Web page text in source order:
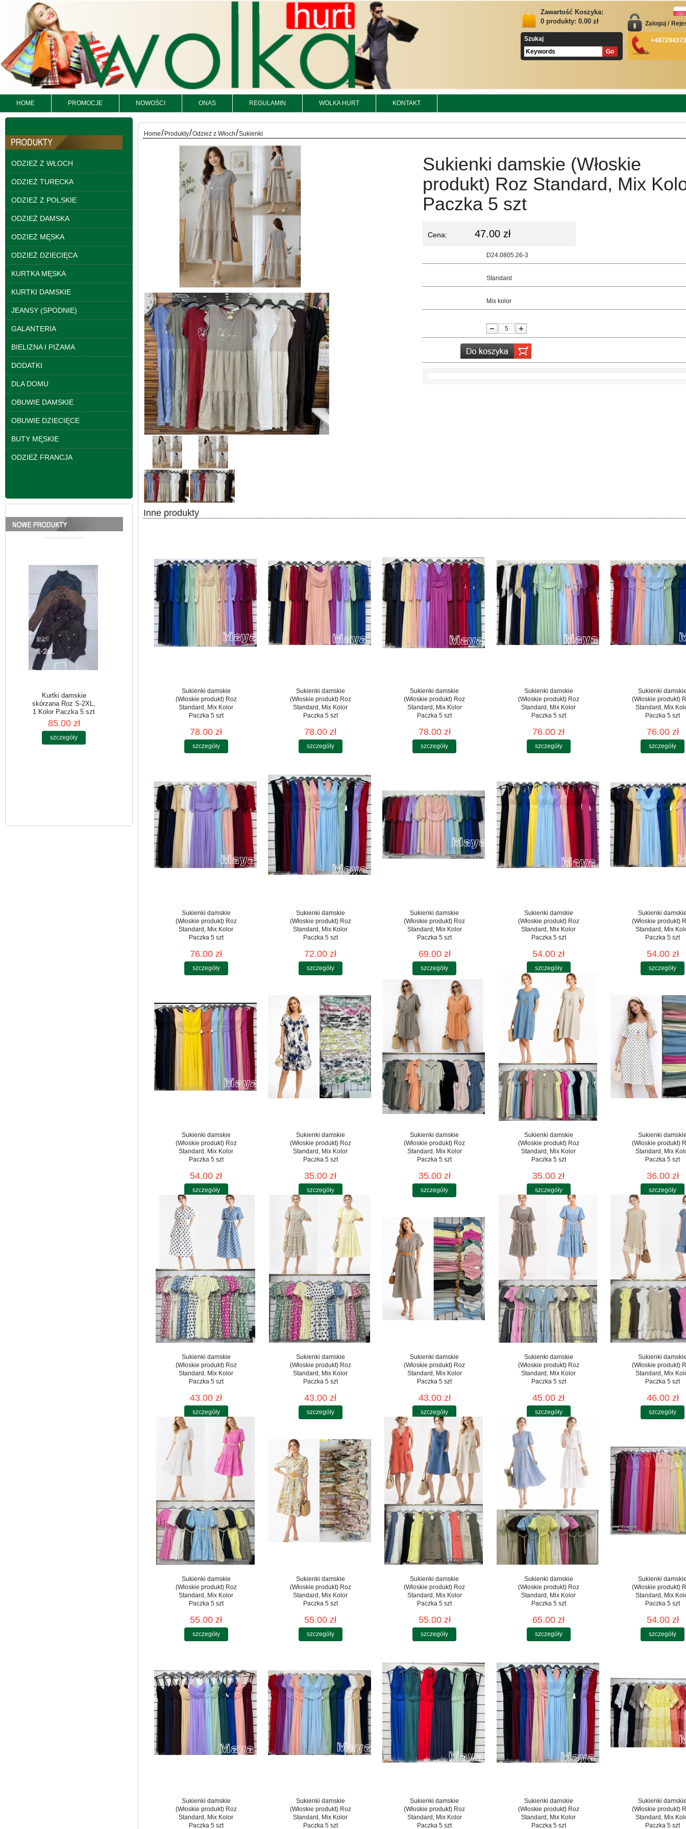
Zawartość Koszyka:
0 produkty: 0.00 zł
Szukaj
Zaloguj /
HOME PROMOCJE NOWOŚCI ONAS REGULAMIN WOLKA HURT KONTAKT
ODZIEŻ Z WŁOCH
ODZIEŻ TURECKA
ODZIEŻ Z POLSKIE
ODZIEŻ DAMSKA
ODZIEŻ MĘSKA
ODZIEŻ DZIECIĘCA
KURTKA MĘSKA
KURTKI DAMSKIE
JEANSY (SPODNIE)
GALANTERIA
BIELIZNA I PIŻAMA
DODATKI
DLA DOMU
OBUWIE DAMSKIE
OBUWIE DZIECIĘCE
BUTY MĘSKIE
ODZIEŻ FRANCJA
Kurtki damskie
95.00 zł
Kurtki damskie
skórzana Roz S-XL, 1
Kolor Paczka 5 szt
95.00 zł
Kurtki damskie
szczegóły
Kurtki damskie
skórzana Roz S-2XL,
Home/ Produkty/Odzież z Włoch/Sukienki
Sukienki damskie (Włoskie
produkt) Roz Standard, Mix
Paczka 5 szt
Cena: 47.00 zł
D24.0805.26-3
Standard
Mix kolor
Inne produkty
Sukienki damskie
(Włoskie produkt) Roz
Standard, Mix Kolor
Paczka 5 szt
78.00 zł
szczegóły
Sukienki damskie
(Włoskie produkt) Roz
Standard, Mix Kolor
Paczka 5 szt
78.00 zł
szczegóły
Sukienki damskie
(Włoskie produkt) Roz
Standard, Mix Kolor
Paczka 5 szt
78.00 zł
szczegóły
Sukienki damskie
(Włoskie produkt) Roz
Standard, Mix Kolor
Paczka 5 szt
76.00 zł
szczegóły
Sukienki
(Włoskie produkt)
Standard, Mix
Paczka 5 szt
76.00 zł
szczegóły
Sukienki damskie
(Włoskie produkt) Roz
Standard, Mix Kolor
Paczka 5 szt
76.00 zł
szczegóły
Sukienki damskie
(Włoskie produkt) Roz
Standard, Mix Kolor
Paczka 5 szt
72.00 zł
szczegóły
Sukienki damskie
(Włoskie produkt) Roz
Standard, Mix Kolor
Paczka 5 szt
69.00 zł
szczegóły
Sukienki damskie
(Włoskie produkt) Roz
Standard, Mix Kolor
Paczka 5 szt
54.00 zł
szczegóły
Sukienki
(Włoskie produkt)
Standard, Mix
Paczka 5 szt
54.00 zł
szczegóły
Sukienki damskie
(Włoskie produkt) Roz
Standard, Mix Kolor
Paczka 5 szt
54.00 zł
szczegóły
Sukienki damskie
(Włoskie produkt) Roz
Standard, Mix Kolor
Paczka 5 szt
35.00 zł
szczegóły
Sukienki damskie
(Włoskie produkt) Roz
Standard, Mix Kolor
Paczka 5 szt
35.00 zł
szczegóły
Sukienki damskie
(Włoskie produkt) Roz
Standard, Mix Kolor
Paczka 5 szt
35.00 zł
szczegóły
Sukienki
(Włoskie produkt)
Standard, Mix
Paczka 5 szt
36.00 zł
szczegóły
Sukienki damskie
(Włoskie produkt) Roz
Standard, Mix Kolor
Paczka 5 szt
43.00 zł
szczegóły
Sukienki damskie
(Włoskie produkt) Roz
Standard, Mix Kolor
Paczka 5 szt
43.00 zł
szczegóły
Sukienki damskie
(Włoskie produkt) Roz
Standard, Mix Kolor
Paczka 5 szt
43.00 zł
szczegóły
Sukienki damskie
(Włoskie produkt) Roz
Standard, Mix Kolor
Paczka 5 szt
45.00 zł
szczegóły
Sukienki
(Włoskie produkt)
Standard, Mix
Paczka 5 szt
46.00 zł
szczegóły
Sukienki damskie
(Włoskie produkt) Roz
Standard, Mix Kolor
Paczka 5 szt
55.00 zł
szczegóły
Sukienki damskie
(Włoskie produkt) Roz
Standard, Mix Kolor
Paczka 5 szt
55.00 zł
szczegóły
Sukienki damskie
(Włoskie produkt) Roz
Standard, Mix Kolor
Paczka 5 szt
55.00 zł
szczegóły
Sukienki damskie
(Włoskie produkt) Roz
Standard, Mix Kolor
Paczka 5 szt
65.00 zł
szczegóły
Sukienki
(Włoskie produkt)
Standard, Mix
Paczka 5 szt
54.00 zł
szczegóły
Sukienki damskie
(Włoskie produkt) Roz
Standard, Mix Kolor
Paczka 5 szt
Sukienki damskie
(Włoskie produkt) Roz
Standard, Mix Kolor
Paczka 5 szt
Sukienki damskie
(Włoskie produkt) Roz
Standard, Mix Kolor
Paczka 5 szt
Sukienki damskie
(Włoskie produkt) Roz
Standard, Mix Kolor
Paczka 5 szt
Sukienki
(Włoskie produkt)
Standard, Mix
Paczka 5 szt